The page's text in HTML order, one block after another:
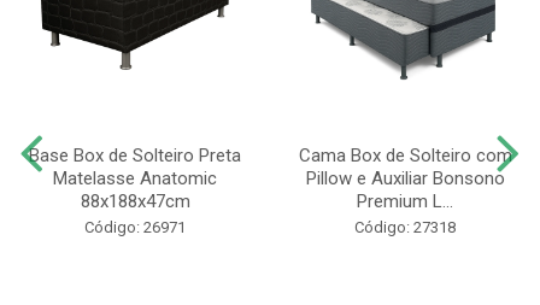
Base Box de Solteiro Preta
Matelasse Anatomic
88x188x47cm
Código: 26971
Cama Box de Solteiro com
Pillow e Auxiliar Bonsono
Premium L...
Código: 27318